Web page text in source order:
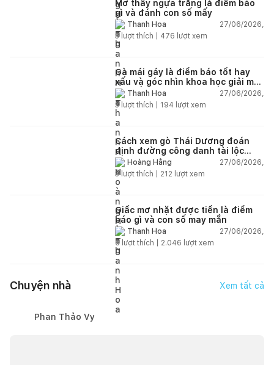
Mơ thấy ngựa trắng là điềm báo
gì và đánh con số mấy
Thanh Hoa
27/06/2026,
3lượt thích | 476 lượt xem
Gà mái gáy là điềm báo tốt hay
xấu và góc nhìn khoa học giải mã
chi tiết
Thanh Hoa
27/06/2026,
3lượt thích | 194 lượt xem
Cách xem gò Thái Dương đoán
định đường công danh tài lộc
theo nhân tướng học
Hoàng Hằng
27/06/2026,
3lượt thích | 212 lượt xem
Giấc mơ nhặt được tiền là điềm
báo gì và con số may mắn
Thanh Hoa
27/06/2026,
6 lượt thích | 2.046 lượt xem
Chuyện nhà Xem tất cả
Phan Thảo Vy